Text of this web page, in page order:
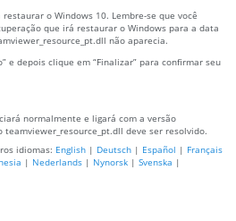
o Windows 10. Lembre-se que você
que irá restaurar o Windows para a data
não aparecia.
e depois clique em “Finalizar” para confirmar seu
normalmente e ligará com a versão
deve ser resolvido.
idiomas: English | Deutsch | Español | Français
| Nederlands | Nynorsk | Svenska |